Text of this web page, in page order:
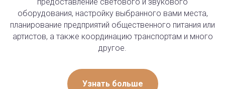
оборудования, настройку выбранного вами места,
планирование предприятий общественного питания или
артистов, а также координацию транспортам и много
другое.
Узнать больше